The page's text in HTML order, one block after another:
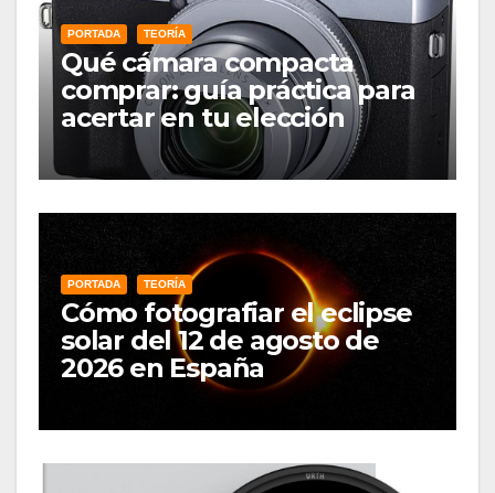
PORTADA TEORÍA
Qué cámara compacta
comprar: guía práctica para
acertar en tu elección
PORTADA TEORÍA
Cómo fotografiar el eclipse
solar del 12 de agosto de
2026 en España